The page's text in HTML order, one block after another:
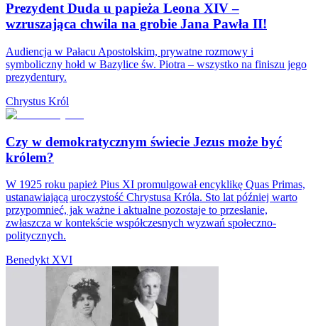
Prezydent Duda u papieża Leona XIV –
wzruszająca chwila na grobie Jana Pawła II!
Audiencja w Pałacu Apostolskim, prywatne rozmowy i
symboliczny hołd w Bazylice św. Piotra – wszystko na finiszu jego
prezydentury.
Chrystus Król
Czy w demokratycznym świecie Jezus może być
królem?
W 1925 roku papież Pius XI promulgował encyklikę Quas Primas,
ustanawiającą uroczystość Chrystusa Króla. Sto lat później warto
przypomnieć, jak ważne i aktualne pozostaje to przesłanie,
zwłaszcza w kontekście współczesnych wyzwań społeczno-
politycznych.
Benedykt XVI